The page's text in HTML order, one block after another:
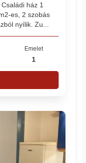
ház 1
es, 2 szobás
nyílik. Zu...
Emelet
1